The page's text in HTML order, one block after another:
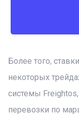
Более того,
некоторых
системы
перевозки по